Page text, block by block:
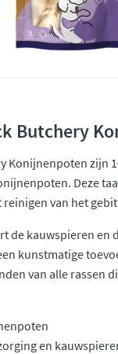
Butchery
Konijnenpoten zijn
Deze
van het
de kauwspieren en
kunstmatige
van alle rassen
en